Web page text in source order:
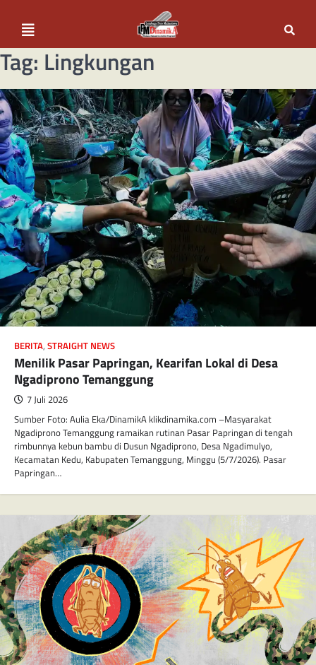
Tag: Lingkungan
BERITA, STRAIGHT NEWS
Menilik Pasar Papringan, Kearifan Lokal di Desa
Ngadiprono Temanggung
7 Juli 2026
Sumber Foto: Aulia Eka/DinamikA klikdinamika.com –Masyarakat
Ngadiprono Temanggung ramaikan rutinan Pasar Papringan di tengah
rimbunnya kebun bambu di Dusun Ngadiprono, Desa Ngadimulyo,
Kecamatan Kedu, Kabupaten Temanggung, Minggu (5/7/2026). Pasar
Papringan…